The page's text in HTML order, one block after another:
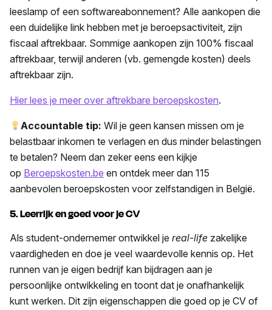
leeslamp of een softwareabonnement? Alle aankopen die
een duidelijke link hebben met je beroepsactiviteit, zijn
fiscaal aftrekbaar. Sommige aankopen zijn 100% fiscaal
aftrekbaar, terwijl anderen (vb. gemengde kosten) deels
aftrekbaar zijn.
Hier lees je meer over aftrekbare beroepskosten.
Accountable tip:Wil je geen kansen missen om je
belastbaar inkomen te verlagen en dus minder belastingen
te betalen? Neem dan zeker eens een kijkje
op Beroepskosten.be en ontdek meer dan 115
aanbevolen beroepskosten voor zelfstandigen in België.
5.Leerrijk en goed voor je CV
Als student-ondernemer ontwikkel je real-life zakelijke
vaardigheden en doe je veel waardevolle kennis op. Het
runnen van je eigen bedrijf kan bijdragen aan je
persoonlijke ontwikkeling en toont dat je onafhankelijk
kunt werken. Dit zijn eigenschappen die goed op je CV of